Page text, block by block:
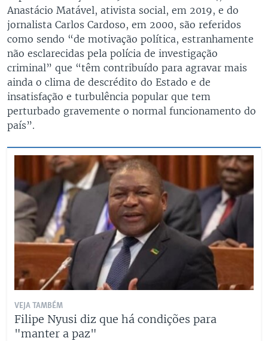
Anastácio Matável, ativista social, em 2019, e do
jornalista Carlos Cardoso, em 2000, são referidos
como sendo “de motivação política, estranhamente
não esclarecidas pela polícia de investigação
criminal” que “têm contribuído para agravar mais
ainda o clima de descrédito do Estado e de
insatisfação e turbulência popular que tem
perturbado gravemente o normal funcionamento do
país”.
VEJA TAMBÉM
Filipe Nyusi diz que há condições para
"manter a paz"